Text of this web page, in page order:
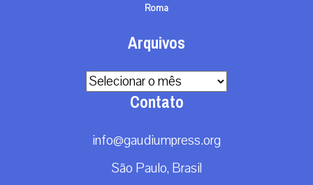
Roma
Arquivos
Arquivos
Contato
info@gaudiumpress.org
São Paulo, Brasil